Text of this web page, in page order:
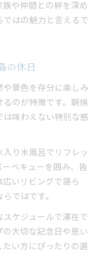
や仲間との絆を深め
はの魅力と言えるで
の休日
景色を存分に楽しみ
のが特徴です。朝焼
味わえない特別な感
り水風呂でリフレッ
ベキューを囲み、皆
いリビングで語ら
ではです。
ケジュールで滞在で
大切な記念日や思い
い方にぴったりの選